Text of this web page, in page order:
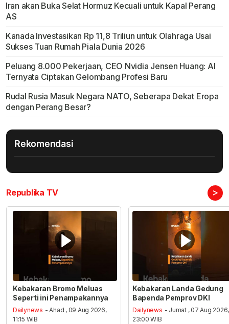
Iran akan Buka Selat Hormuz Kecuali untuk Kapal Perang
AS
Kanada Investasikan Rp 11,8 Triliun untuk Olahraga Usai
Sukses Tuan Rumah Piala Dunia 2026
Peluang 8.000 Pekerjaan, CEO Nvidia Jensen Huang: AI
Ternyata Ciptakan Gelombang Profesi Baru
Rudal Rusia Masuk Negara NATO, Seberapa Dekat Eropa
dengan Perang Besar?
Rekomendasi
Republika TV >
Kebakaran Bromo Meluas
Seperti ini Penampakannya
Dailynews - Ahad , 09 Aug 2026,
11:15 WIB
Kebakaran Landa Gedung
Bapenda Pemprov DKI
Dailynews - Jumat , 07 Aug 2026,
23:00 WIB